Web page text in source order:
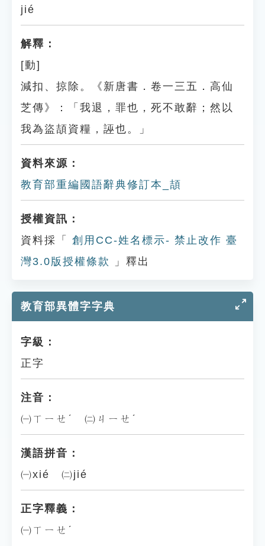
jié
解釋：
[動]
減扣、掠除。《新唐書．卷一三五．高仙
芝傳》：「我退，罪也，死不敢辭；然以
我為盜頡資糧，誣也。」
資料來源：
教育部重編國語辭典修訂本_頡
授權資訊：
資料採「
創用CC-姓名標示- 禁止改作 臺
灣3.0版授權條款
」釋出
教育部異體字字典
字級：
正字
注音：
㈠ㄒㄧㄝˊ ㈡ㄐㄧㄝˊ
漢語拼音：
㈠xié ㈡jié
正字釋義：
㈠ㄒㄧㄝˊ